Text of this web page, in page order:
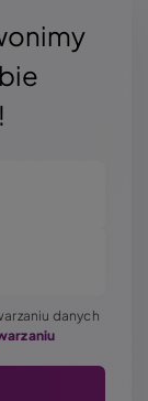
danych